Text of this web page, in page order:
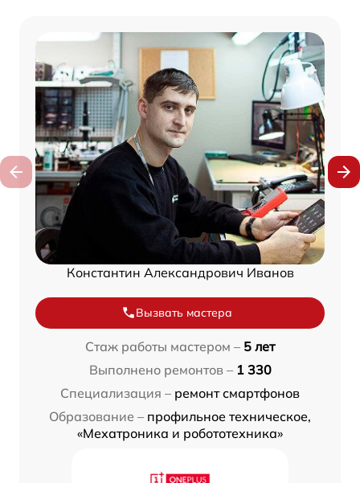
Константин Александрович Иванов
Вызвать мастера
Стаж работы мастером – 5 лет
Выполнено ремонтов – 1 330
Специализация – ремонт смартфонов
Образование – профильное техническое,
«Мехатроника и робототехника»